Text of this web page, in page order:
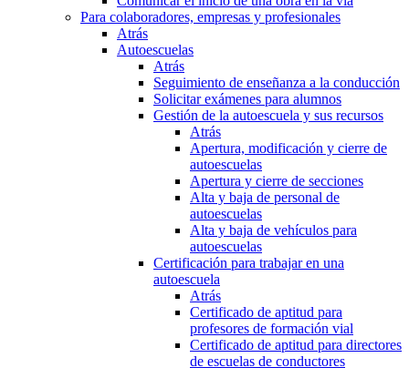
Para colaboradores, empresas y profesionales
Atrás
Autoescuelas
Atrás
Seguimiento de enseñanza a la conducción
Solicitar exámenes para alumnos
Gestión de la autoescuela y sus recursos
Atrás
Apertura, modificación y cierre de
autoescuelas
Apertura y cierre de secciones
Alta y baja de personal de
autoescuelas
Alta y baja de vehículos para
autoescuelas
Certificación para trabajar en una
autoescuela
Atrás
Certificado de aptitud para
profesores de formación vial
Certificado de aptitud para directores
de escuelas de conductores